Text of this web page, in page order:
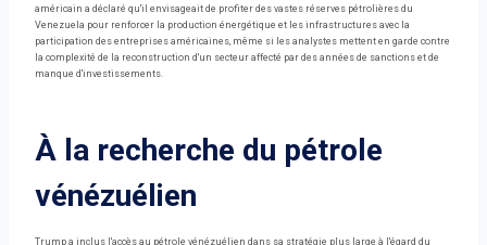
américain a déclaré qu'il envisageait de profiter des vastes réserves pétrolières du
Venezuela pour renforcer la production énergétique et les infrastructures avec la
participation des entreprises américaines, même si les analystes mettent en garde contre
la complexité de la reconstruction d'un secteur affecté par des années de sanctions et de
manque d'investissements.
À la recherche du pétrole
vénézuélien
Trump a inclus l'accès au pétrole vénézuélien dans sa stratégie plus large à l'égard du